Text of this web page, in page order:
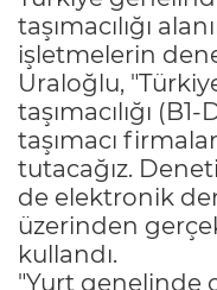
taşımacılığı
işletmelerin
Uraloğlu,
taşımacılığı
taşımacı
tutacağız.
de elektronik
üzerinden
kullandı.
"Yurt genelinde